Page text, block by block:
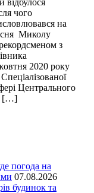
чого
на
Миколу
з
2020 року
Центрального
[…]
погода на
07.08.2026
будинок та